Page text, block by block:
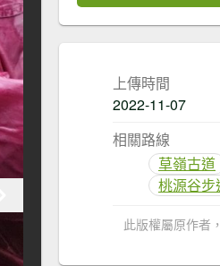
上傳時間
2022-11-07
相關路線
草嶺古道
桃源谷步
此版權屬原作者